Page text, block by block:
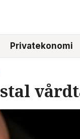
Privatekonomi